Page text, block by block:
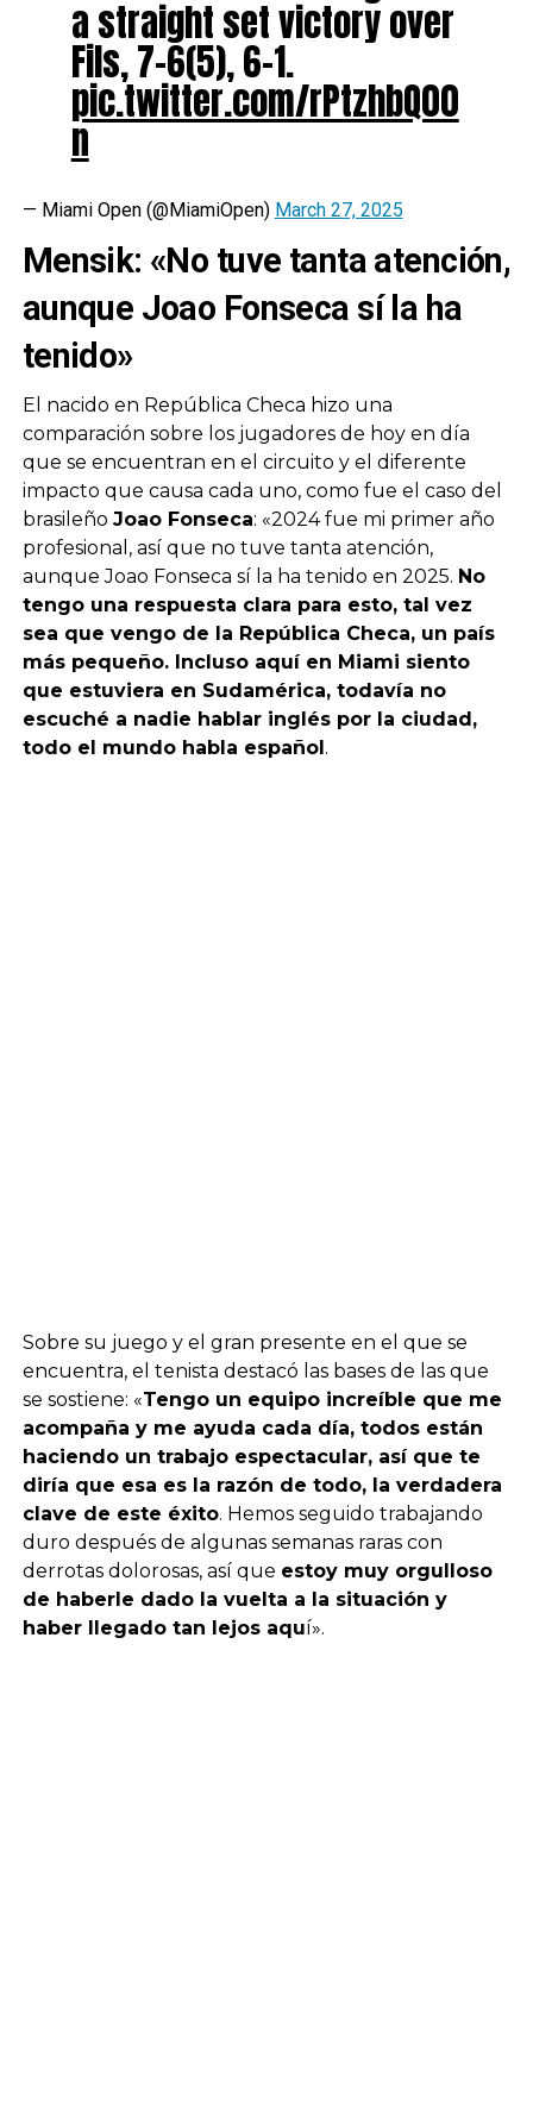
a straight set victory over
Fils, 7-6(5), 6-1.
pic.twitter.com/rPtzhbQ00
n
— Miami Open (@MiamiOpen) March 27, 2025
Mensik: «No tuve tanta atención,
aunque Joao Fonseca sí la ha
tenido»
El nacido en República Checa hizo una
comparación sobre los jugadores de hoy en día
que se encuentran en el circuito y el diferente
impacto que causa cada uno, como fue el caso del
brasileño Joao Fonseca: «2024 fue mi primer año
profesional, así que no tuve tanta atención,
aunque Joao Fonseca sí la ha tenido en 2025. No
tengo una respuesta clara para esto, tal vez
sea que vengo de la República Checa, un país
más pequeño. Incluso aquí en Miami siento
que estuviera en Sudamérica, todavía no
escuché a nadie hablar inglés por la ciudad,
todo el mundo habla español.
Sobre su juego y el gran presente en el que se
encuentra, el tenista destacó las bases de las que
se sostiene: «Tengo un equipo increíble que me
acompaña y me ayuda cada día, todos están
haciendo un trabajo espectacular, así que te
diría que esa es la razón de todo, la verdadera
clave de este éxito. Hemos seguido trabajando
duro después de algunas semanas raras con
derrotas dolorosas, así que estoy muy orgulloso
de haberle dado la vuelta a la situación y
haber llegado tan lejos aquí».